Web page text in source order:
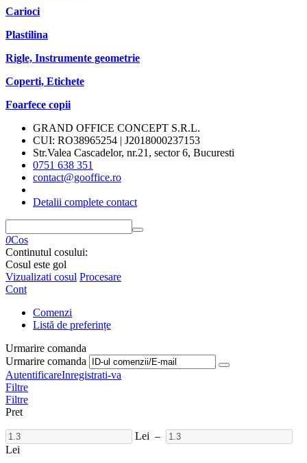
Carioci
Plastilina
Rigle, Instrumente geometrie
Coperti, Etichete
Foarfece copii
GRAND OFFICE CONCEPT S.R.L.
CUI: RO38965254 | J2018000237153
Str.Valea Cascadelor, nr.21, sector 6, Bucuresti
0751 638 351
contact@gooffice.ro
Detalii complete contact
0Cos
Continutul cosului:
Cosul este gol
Vizualizati cosul Procesare
Cont
Comenzi
Listă de preferințe
Urmarire comanda
Urmarire comanda
AutentificareInregistrati-va
Filtre
Filtre
Pret
Lei –
Lei